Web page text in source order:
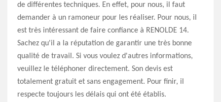
de différentes techniques. En effet, pour nous, il faut
demander à un ramoneur pour les réaliser. Pour nous, il
est très intéressant de faire confiance à RENOLDE 14.
Sachez qu'il a la réputation de garantir une très bonne
qualité de travail. Si vous voulez d'autres informations,
veuillez le téléphoner directement. Son devis est
totalement gratuit et sans engagement. Pour finir, il
respecte toujours les délais qui ont été établis.